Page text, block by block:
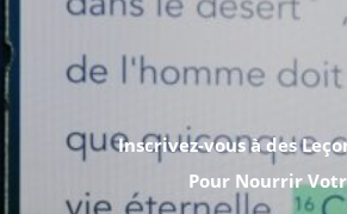
Inscrivez-vous à des
Pour Nourrir